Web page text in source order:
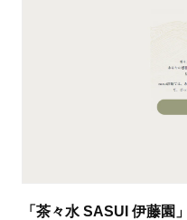
「茶々水 SASUI 伊藤園